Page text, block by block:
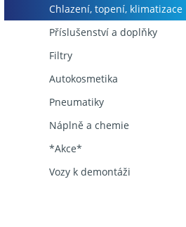
Chlazení, topení, klimatizace
Příslušenství a doplňky
Filtry
Autokosmetika
Pneumatiky
Náplně a chemie
*Akce*
Vozy k demontáži